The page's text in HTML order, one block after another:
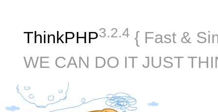
ThinkPHP3.2.4 { Fast &
WE CAN DO IT JUST